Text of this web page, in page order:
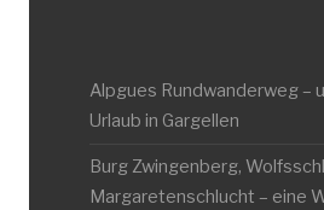
Alpgues Rundwanderweg –
Urlaub in Gargellen
Burg Zwingenberg,
Margaretenschlucht – eine